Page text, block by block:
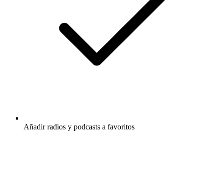
Añadir radios y podcasts a favoritos